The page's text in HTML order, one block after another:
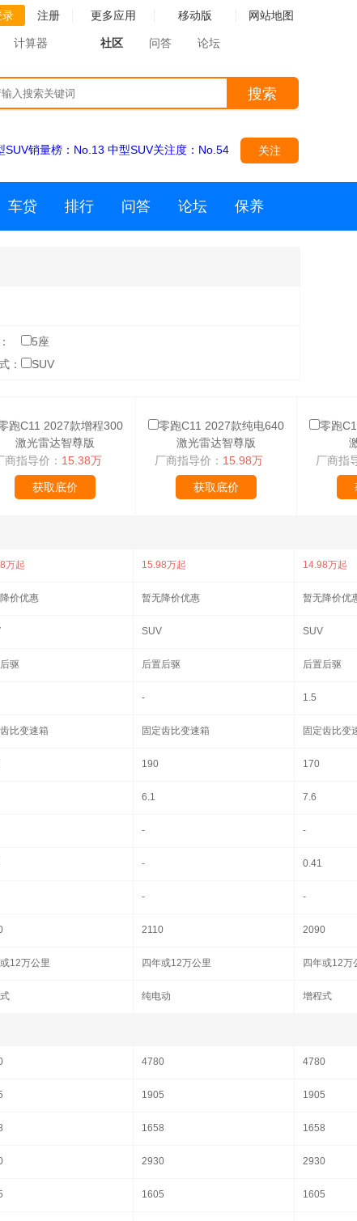
录 注册 更多应用 移动版 网站地图
计算器 社区 问答 论坛
搜索
SUV销量榜： No.13 中型SUV关注度： No.54 关注
车贷 排行 问答 论坛 保养
5座
： SUV
跑C11 2027款增程300
激光雷达智尊版
商指导价： 15.38万
获取底价
零跑C11 2027款纯电640
激光雷达智尊版
厂商指导价： 15.98万
获取底价
零跑
厂商指
万起 15.98万起 14.98万起
价优惠 暂无降价优惠 暂无降价优
SUV SUV
驱 后置后驱 后置后驱
- 1.5
比变速箱 固定齿比变速箱 固定齿比变
190 170
6.1 7.6
- -
- 0.41
- -
2110 2090
12万公里 四年或12万公里 四年或12万
纯电动 增程式
4780 4780
1905 1905
1658 1658
2930 2930
1605 1605